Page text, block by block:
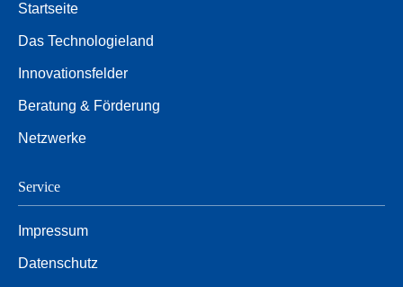
Startseite
Das Technologieland
Innovationsfelder
Beratung & Förderung
Netzwerke
Service
Impressum
Datenschutz